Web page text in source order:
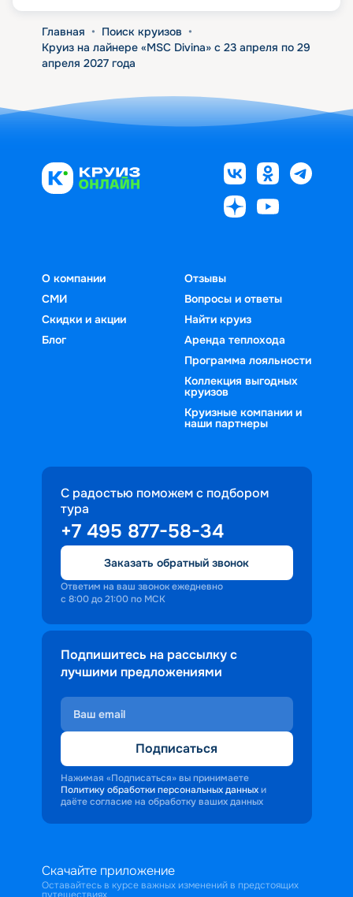
Главная • Поиск круизов •
Круиз на лайнере «MSC Divina» с 23 апреля по 29
апреля 2027 года
О компании
СМИ
Скидки и акции
Блог
Отзывы
Вопросы и ответы
Найти круиз
Аренда теплохода
Программа лояльности
Коллекция выгодных
круизов
Круизные компании и
наши партнеры
С радостью поможем с подбором
тура
+7 495 877-58-34
Заказать обратный звонок
Ответим на ваш звонок ежедневно
с 8:00 до 21:00 по МСК
Подпишитесь на рассылку с
лучшими предложениями
Подписаться
Нажимая «Подписаться» вы принимаете
Политику обработки персональных данных и
даёте согласие на обработку ваших данных
Скачайте приложение
Оставайтесь в курсе важных изменений в предстоящих
путешествиях